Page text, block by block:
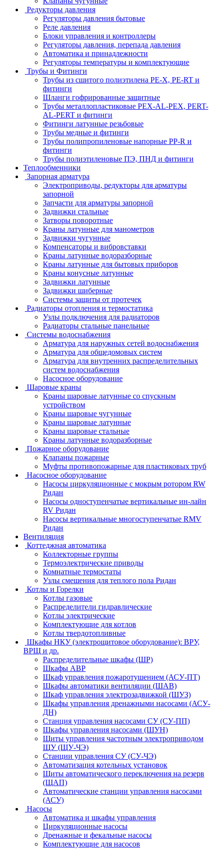
Редукторы давления
Регуляторы давления бытовые
Реле давления
Блоки управления и контроллеры
Регуляторы давления, перепада давления
Автоматика и принадлежности
Регуляторы температуры и комплектующие
Трубы и Фитинги
Трубы из сшитого полиэтилена PE-X, PE-RT и
фитинги
Шланги гофрированные защитные
Трубы металлопластиковые PEX-AL-PEX, PERT-
AL-PERT и фитинги
Фитинги латунные резьбовые
Трубы медные и фитинги
Трубы полипропиленовые напорные PP-R и
фитинги
Трубы полиэтиленовые ПЭ, ПНД и фитинги
Теплообменники
Запорная арматура
Электроприводы, редукторы для арматуры
запорной
Запчасти для арматуры запорной
Задвижки стальные
Затворы поворотные
Краны латунные для манометров
Задвижки чугунные
Компенсаторы и вибровставки
Краны латунные водоразборные
Краны латунные для бытовых приборов
Краны конусные латунные
Задвижки латунные
Задвижки шиберные
Системы защиты от протечек
Радиаторы отопления и термостатика
Узлы подключения для радиаторов
Радиаторы стальные панельные
Системы водоснабжения
Арматура для наружных сетей водоснабжения
Арматура для общедомовых систем
Арматура для внутренних распределительных
систем водоснабжения
Насосное оборудование
Шаровые краны
Краны шаровые латунные со спускным
устройством
Краны шаровые чугунные
Краны шаровые латунные
Краны шаровые стальные
Краны латунные водоразборные
Пожарное оборудование
Клапаны пожарные
Муфты противопожарные для пластиковых труб
Насосное оборудование
Насосы циркуляционные с мокрым ротором RW
Ридан
Насосы одноступенчатые вертикальные ин-лайн
RV Ридан
Насосы вертикальные многоступенчатые RMV
Ридан
Вентиляция
Коттеджная автоматика
Коллекторные группы
Термоэлектрические приводы
Комнатные термостаты
Узлы смешения для теплого пола Ридан
Котлы и Горелки
Котлы газовые
Распределители гидравлические
Котлы электрические
Комплектующие для котлов
Котлы твердотопливные
Шкафы НКУ (электрощитовое оборудование): ВРУ,
ВРЩ и др.
Распределительные шкафы (ШР)
Шкафы АВР
Шкаф управления пожаротушением (АСУ-ПТ)
Шкафы автоматики вентиляции (ШАВ)
Шкаф управления электрозадвижкой (ШУЗ)
Шкафы управления дренажными насосами (АСУ-
ДН)
Станция управления насосами СУ (СУ-ПП)
Шкафы управления насосами (ШУН)
Щиты управления частотным электроприводом
ЩУ (ЩУ-ЧЭ)
Станции управления СУ (СУ-ЧЭ)
Автоматизация котельных установок
Щиты автоматического переключения на резерв
(ЩАП)
Автоматические станции управления насосами
(АСУ)
Насосы
Автоматика и шкафы управления
Циркуляционные насосы
Дренажные и фекальные насосы
Комплектующие для насосов